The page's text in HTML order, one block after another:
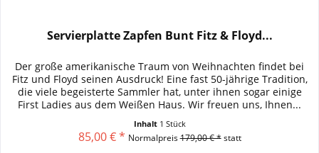
Servierplatte Zapfen Bunt Fitz & Floyd...
Der große amerikanische Traum von Weihnachten findet bei
Fitz und Floyd seinen Ausdruck! Eine fast 50-jährige Tradition,
die viele begeisterte Sammler hat, unter ihnen sogar einige
First Ladies aus dem Weißen Haus. Wir freuen uns, Ihnen...
Inhalt 1 Stück
85,00 € * Normalpreis179,00 € *statt